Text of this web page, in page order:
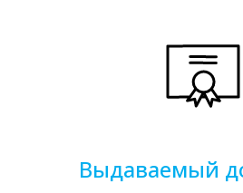
Выдаваемый